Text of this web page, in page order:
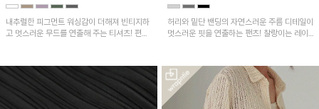
내추럴한 피그먼트 워싱감이 더해져 빈티지하
고 멋스러운 무드를 연출해 주는 티셔츠! 편안
허리와 밑단 밴딩의 자연스러운 주름 디테일이
멋스러운 핏을 연출하는 팬츠! 찰랑이는 레이
기기 좋은 아이템입니다~